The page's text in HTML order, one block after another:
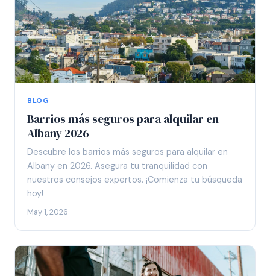
BLOG
Barrios más seguros para alquilar en
Albany 2026
Descubre los barrios más seguros para alquilar en
Albany en 2026. Asegura tu tranquilidad con
nuestros consejos expertos. ¡Comienza tu búsqueda
hoy!
May 1, 2026